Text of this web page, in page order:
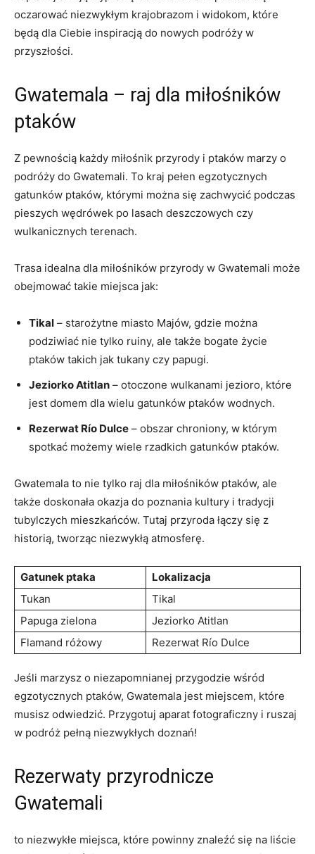
oczarować niezwykłym krajobrazom i widokom, które
będą dla Ciebie inspiracją do nowych ⁢podróży w
przyszłości.
Gwatemala – raj dla miłośników
ptaków
Z pewnością każdy ‌miłośnik przyrody i ptaków marzy o
podróży do ⁣Gwatemali. To kraj pełen egzotycznych ​
gatunków ptaków, którymi można się zachwycić podczas
‍pieszych wędrówek po ‌lasach​ deszczowych ‍czy
⁣wulkanicznych terenach.
Trasa idealna ⁢dla miłośników ​przyrody w Gwatemali ​może
obejmować takie miejsca jak:
Tikal – starożytne miasto Majów, gdzie można
⁣podziwiać nie tylko ruiny, ale także bogate ⁣życie
ptaków ‌takich jak tukany⁢ czy ‍papugi.
Jeziorko Atitlan – otoczone‌ wulkanami jezioro, które
jest domem ⁢dla⁢ wielu gatunków ptaków ⁤wodnych.
Rezerwat Río⁣ Dulce ⁤– obszar chroniony, w którym‍
spotkać możemy ⁤wiele rzadkich gatunków ptaków.
Gwatemala to ​nie ⁤tylko raj dla miłośników ptaków, ale
także doskonała okazja do⁢ poznania kultury i tradycji
tubylczych mieszkańców.‍ Tutaj przyroda łączy⁤ się z
historią,​ tworząc niezwykłą atmosferę.
Gatunek ptaka
Lokalizacja
Tukan
Tikal
Papuga zielona
Jeziorko Atitlan
Flamand ⁤różowy
Rezerwat Río Dulce
Jeśli ⁤marzysz ⁢o‌ niezapomnianej przygodzie wśród
‍egzotycznych ‌ptaków, Gwatemala jest miejscem, które
musisz odwiedzić. Przygotuj aparat fotograficzny i ruszaj
w ⁤podróż pełną niezwykłych doznań!
Rezerwaty przyrodnicze
Gwatemali
to niezwykłe miejsca, które powinny znaleźć się na liście​